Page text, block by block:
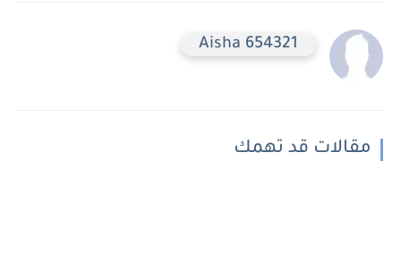
Aisha 654321
مقالات قد تهمك